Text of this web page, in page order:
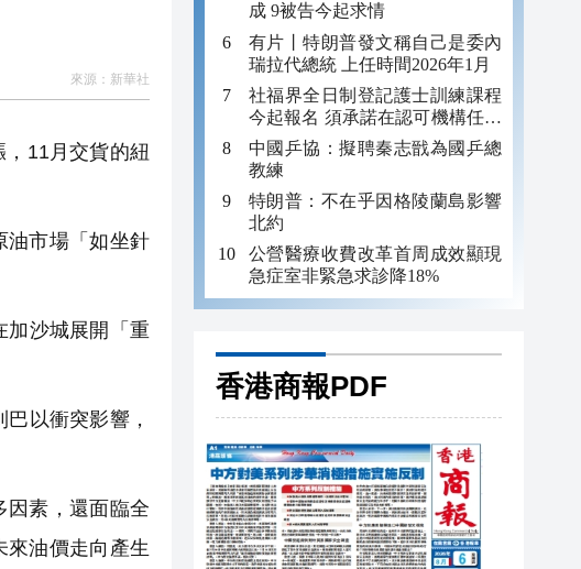
來源： 新華社
11月交貨的紐
油市場「如坐針
沙城展開「重
以衝突影響，
素，還面臨全
油價走向產生
成 9被告今起求情
有片丨特朗普發文稱自己是委內
瑞拉代總統 上任時間2026年1月
社福界全日制登記護士訓練課程
今起報名 須承諾在認可機構任職
至少三年
中國乒協：擬聘秦志戩為國乒總
教練
特朗普：不在乎因格陵蘭島影響
北約
公營醫療收費改革首周成效顯現
急症室非緊急求診降18%
香港商報PDF